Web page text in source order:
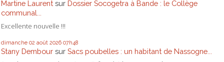
Martine Laurentsur Dossier Socogetra à Bande : le Collège
communal...
Excellente nouvelle !!!
dimanche 02 août 2026 07h48
Stany Dembour sur Sacs poubelles : un habitant de Nassogne...